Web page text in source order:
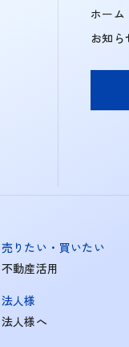
ホーム
お知ら
売りたい・買いたい
不動産活用
法人様
法人様へ